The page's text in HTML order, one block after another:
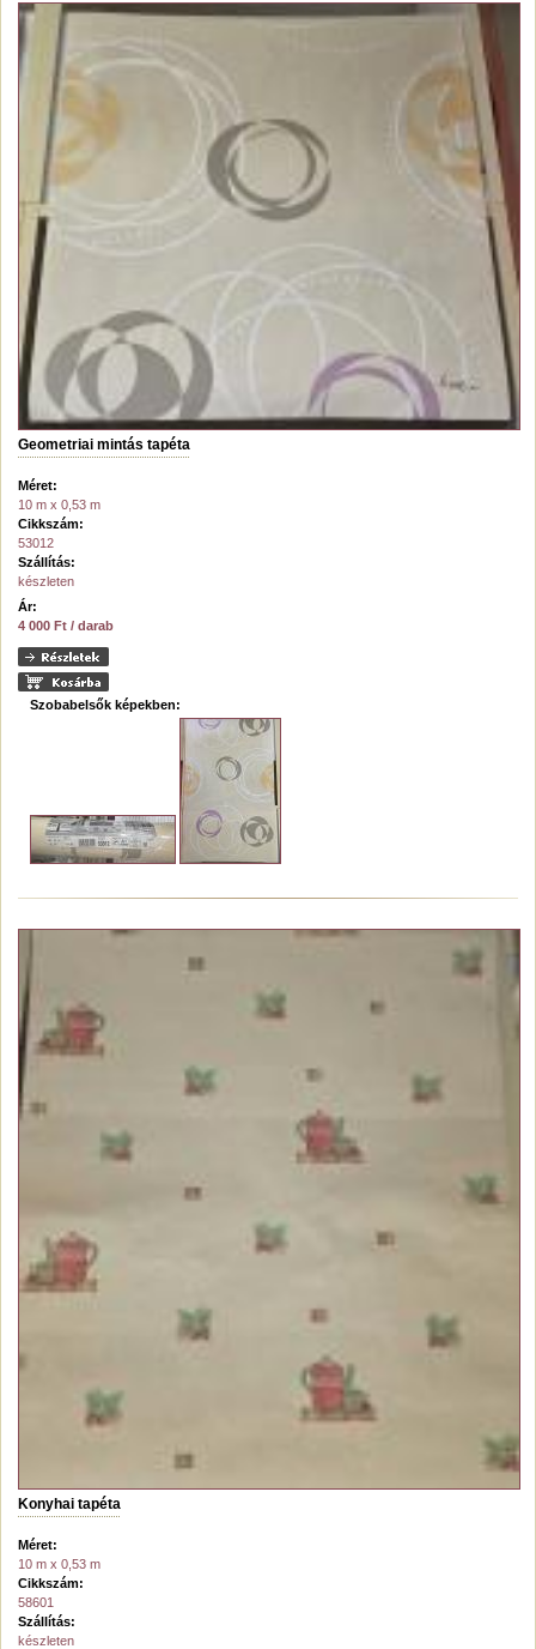
Geometriai mintás tapéta
Méret:
10 m x 0,53 m
Cikkszám:
53012
Szállítás:
készleten
Ár:
4 000 Ft / darab
Szobabelsők képekben:
Konyhai tapéta
Méret:
10 m x 0,53 m
Cikkszám:
58601
Szállítás:
készleten